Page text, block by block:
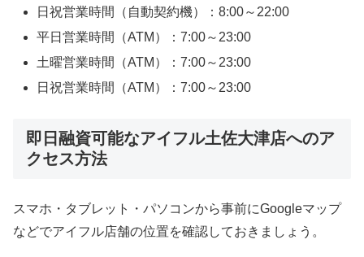
日祝営業時間（自動契約機）：8:00～22:00
平日営業時間（ATM）：7:00～23:00
土曜営業時間（ATM）：7:00～23:00
日祝営業時間（ATM）：7:00～23:00
即日融資可能なアイフル土佐大津店へのア
クセス方法
スマホ・タブレット・パソコンから事前にGoogleマップ
などでアイフル店舗の位置を確認しておきましょう。